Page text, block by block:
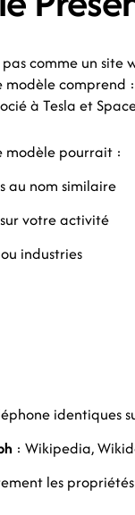
pas comme un
modèle comprend
à Tesla et
modèle pourrait :
au nom similaire
votre activité
industries
identiques
: Wikipedia,
les